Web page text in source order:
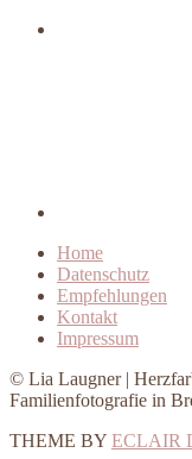
Home
Datenschutz
Empfehlungen
Kontakt
Impressum
© Lia Laugner |
Familienfotografie in
THEME BY ECLAIR